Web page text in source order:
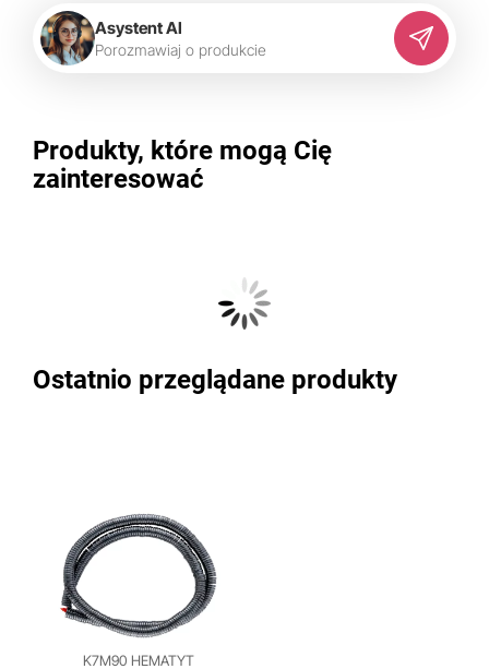
Asystent AI
Porozmawiaj o produkcie
Produkty, które mogą Cię
zainteresować
Ostatnio przeglądane produkty
K7M90 HEMATYT